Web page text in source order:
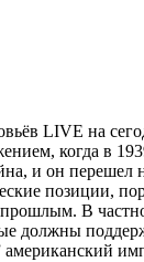
LIVE на
когда в
и он перешел
позиции,
прошлым. В
должны
американский